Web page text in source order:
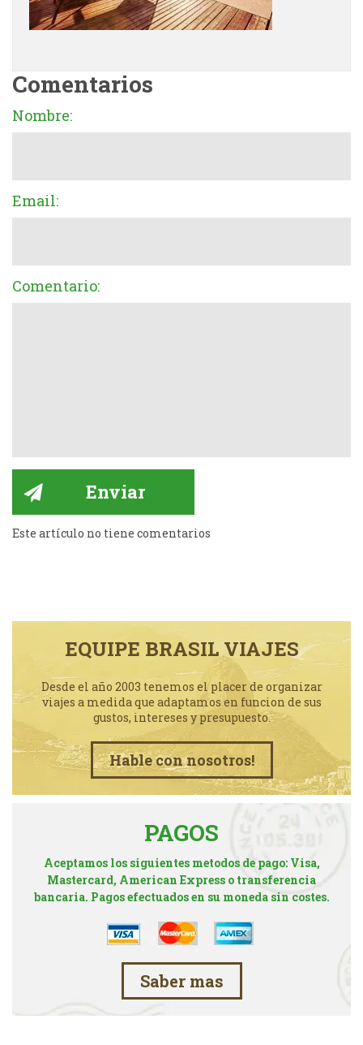
Comentarios
Nombre:
Email:
Comentario:
Este artículo no tiene comentarios
EQUIPE BRASIL VIAJES
Desde el año 2003 tenemos el placer de organizar
viajes a medida que adaptamos en funcion de sus
gustos, intereses y presupuesto.
Hable con nosotros!
PAGOS
Aceptamos los siguientes metodos de pago: Visa,
Mastercard, American Express o transferencia
bancaria. Pagos efectuados en su moneda sin costes.
Saber mas